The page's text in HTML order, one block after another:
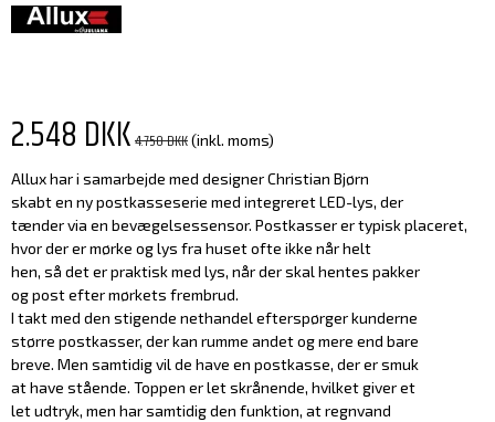
2.548 DKK4.750 DKK(inkl. moms)
Allux har i samarbejde med designer Christian Bjørn
skabt en ny postkasseserie med integreret LED-lys, der
tænder via en bevægelsessensor. Postkasser er typisk placeret,
hvor der er mørke og lys fra huset ofte ikke når helt
hen, så det er praktisk med lys, når der skal hentes pakker
og post efter mørkets frembrud.
I takt med den stigende nethandel efterspørger kunderne
større postkasser, der kan rumme andet og mere end bare
breve. Men samtidig vil de have en postkasse, der er smuk
at have stående. Toppen er let skrånende, hvilket giver et
let udtryk, men har samtidig den funktion, at regnvand